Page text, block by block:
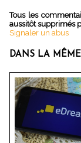
Tous les
aussitôt supprimés
Signaler un abus
DANS LA